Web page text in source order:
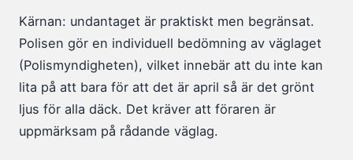
Kärnan: undantaget är praktiskt men begränsat.
Polisen gör en individuell bedömning av väglaget
(Polismyndigheten), vilket innebär att du inte kan
lita på att bara för att det är april så är det grönt
ljus för alla däck. Det kräver att föraren är
uppmärksam på rådande väglag.